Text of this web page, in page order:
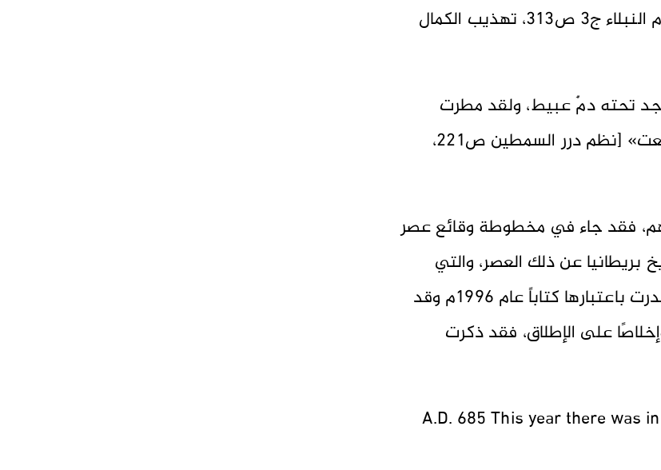
ص471، الثقات لابن حبّان ج5 ص485، سير أعلام النبلاء ج3 ص313، تهذيب الكمال
وجد تحته دمٌ عبيط، ولقد ‌مطرت
‌السماء ‌دماً بقي أثره في الثياب مدةً حتى تقطعت» [نظم درر السمطين ص221،
فقد جاء في مخطوطة وقائع عصر
بريطانيا عن ذلك العصر، والتي
تُرجمت ونُقّحت على يد مايكل ج سوانتون، وصدرت باعتبارها كتاباً عام 1996م وقد
على الإطلاق، فقد ذكرت
(A.D. 685 This year there was